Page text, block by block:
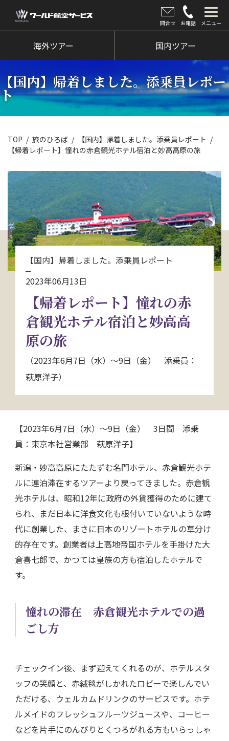
問合せ お電話 メニュー
海外ツアー
クルーズツアー
ツアー催行状況
旅のひろば
イベント
新着情報
会社情報
お問い合わせ
電話にてお問い合わせ
海外ツアー 国内ツアー
【国内】帰着しました。添乗員レポー
ト
TOP 旅のひろば
【国内】帰着しました。添乗員レポート
【帰着レポート】憧れの赤倉観光ホテル宿泊と妙高高原の旅
【国内】帰着しました。添乗員レポート
2023年06月13日
【帰着レポート】憧れの赤
倉観光ホテル宿泊と妙高高
原の旅
（2023年6月7日（水）～9日（金） 添乗員：
萩原洋子）
【2023年6月7日（水）～9日（金） 3日間 添乗
員：東京本社営業部 萩原洋子】
新潟・妙高高原にたたずむ名門ホテル、赤倉観光ホテ
ルに連泊滞在するツアーより戻ってきました。赤倉観
光ホテルは、昭和12年に政府の外貨獲得のために建て
られ、まだ日本に洋食文化も根付いていないような時
代に創業した、まさに日本のリゾートホテルの草分け
的存在です。創業者は上高地帝国ホテルを手掛けた大
倉喜七郎で、かつては皇族の方も宿泊したホテルで
す。
憧れの滞在 赤倉観光ホテルでの過
ごし方
チェックイン後、まず迎えてくれるのが、ホテルスタ
ッフの笑顔と、赤絨毯がしかれたロビーで楽しんでい
ただける、ウェルカムドリンクのサービスです。ホテ
ルメイドのフレッシュフルーツジュースや、コーヒー
などを片手にのんびりとくつろがれる方もいらっしゃ